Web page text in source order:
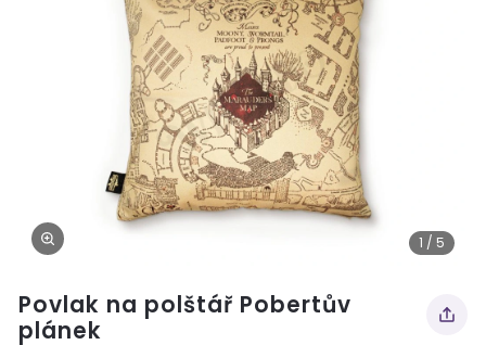
1 / 5
Povlak na polštář Pobertův
plánek